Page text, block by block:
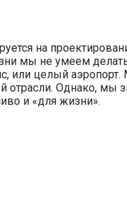
на
мы не умеем
или целый
Однако, мы
и «для жизни».